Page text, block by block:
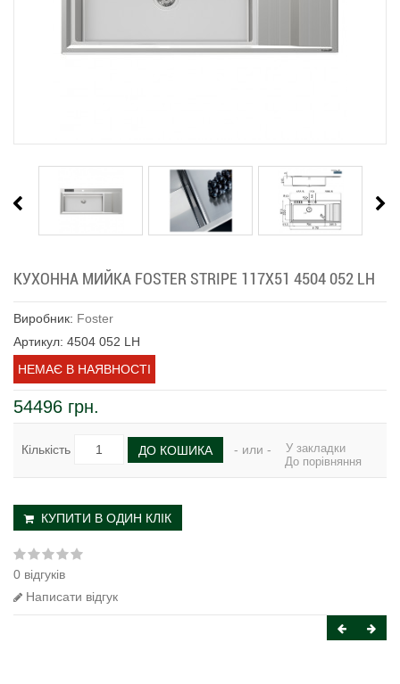
КУХОННА МИЙКА FOSTER STRIPE 117Х51 4504 052 LH
Виробник: Foster
Артикул: 4504 052 LH
НЕМАЄ В НАЯВНОСТІ
54496 грн.
Кількість ДО КОШИКА - или -
У закладки
До порівняння
КУПИТИ В ОДИН КЛІК
0 відгуків
Написати відгук